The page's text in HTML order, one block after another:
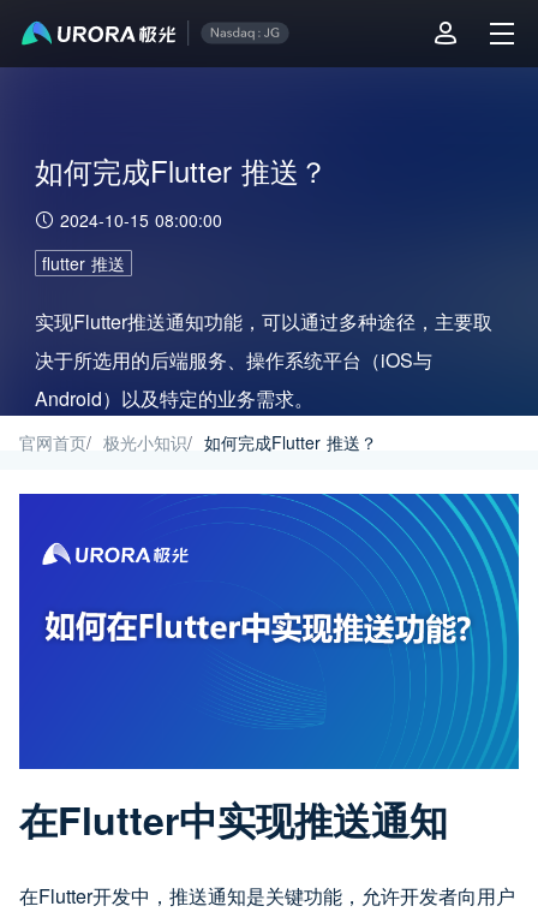
如何完成Flutter 推送？
2024-10-15 08:00:00
flutter 推送
实现Flutter推送通知功能，可以通过多种途径，主要取
决于所选用的后端服务、操作系统平台（iOS与
Android）以及特定的业务需求。
官网首页/ 极光小知识/ 如何完成Flutter 推送？
在Flutter中实现推送通知
在Flutter开发中，推送通知是关键功能，允许开发者向用户